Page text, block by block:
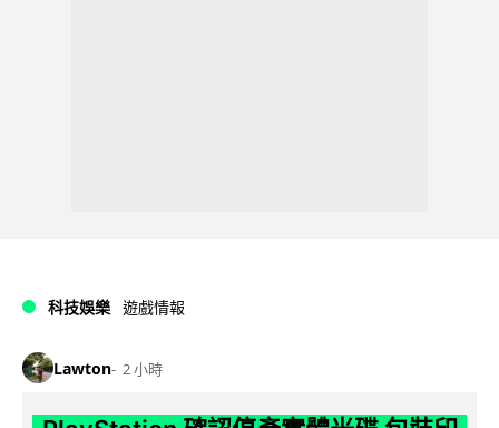
科技娛樂 遊戲情報
Lawton 2 小時